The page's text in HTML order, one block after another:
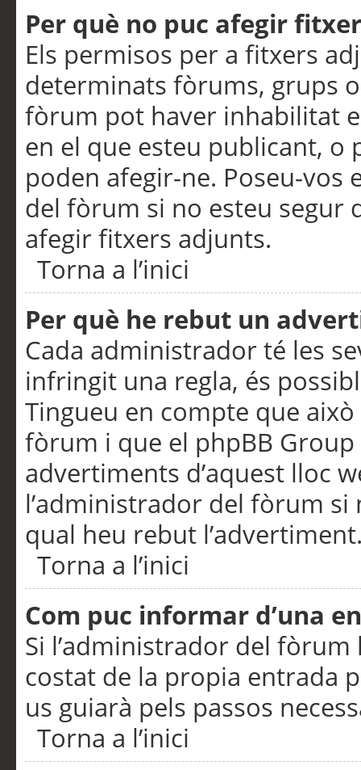
Per què no puc afegir
Els permisos per a fitxers
determinats fòrums, grups
fòrum pot haver inhabilitat
en el que esteu publicant,
poden afegir-ne. Poseu-vos
del fòrum si no esteu segur
afegir fitxers adjunts.
Torna a l’inici
Per què he rebut un
Cada administrador té les
infringit una regla, és
Tingueu en compte que
fòrum i que el phpBB
advertiments d’aquest lloc
l’administrador del fòrum
qual heu rebut
Torna a l’inici
Com puc informar d’una
Si l’administrador del
costat de la propia entrada
us guiarà pels passos
Torna a l’inici